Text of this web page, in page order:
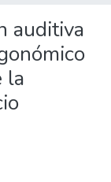
auditiva
la